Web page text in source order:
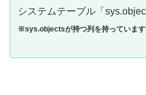
システムテーブル「
※sys.objectsが持つ列を持っています